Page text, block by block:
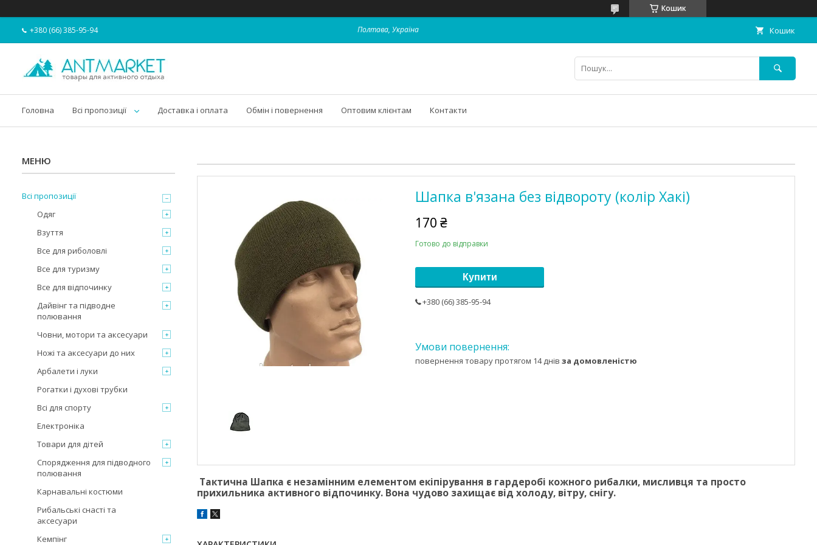
Кошик
+380 (66) 385-95-94 Полтава, Україна Кошик
Головна Всі пропозиції Доставка і оплата Обмін і повернення Оптовим клієнтам Контакти
Шапка в'язана без відвороту (колір Хакі)
170 ₴
Готово до відправки
Купити
+380 (66) 385-95-94
повернення товару протягом 14 днів за домовленістю
Тактична Шапка є незамінним елементом екіпірування в гардеробі кожного рибалки, мисливця та просто
прихильника активного відпочинку. Вона чудово захищає від холоду, вітру, снігу.
Всі пропозиції
Одяг
Взуття
Все для риболовлі
Все для туризму
Все для відпочинку
Дайвінг та підводне
полювання
Човни, мотори та аксесуари
Ножі та аксесуари до них
Арбалети і луки
Рогатки і духові трубки
Всі для спорту
Електроніка
Товари для дітей
Спорядження для підводного
полювання
Карнавальні костюми
Рибальські снасті та
аксесуари
Кемпінг